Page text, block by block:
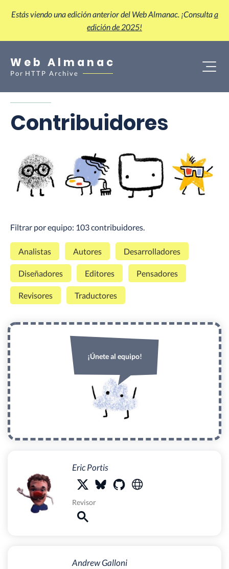
Estás viendo una edición anterior del Web Almanac. ¡Consultaa
edición de 2025!
Web Almanac
Por HTTP Archive
Contribuidores
Filtrar por equipo: 103contribuidores.
Analistas Autores Desarrolladores
Diseñadores Editores Pensadores
Revisores Traductores
¡Únete al equipo!
Eric Portis
Revisor
Andrew Galloni